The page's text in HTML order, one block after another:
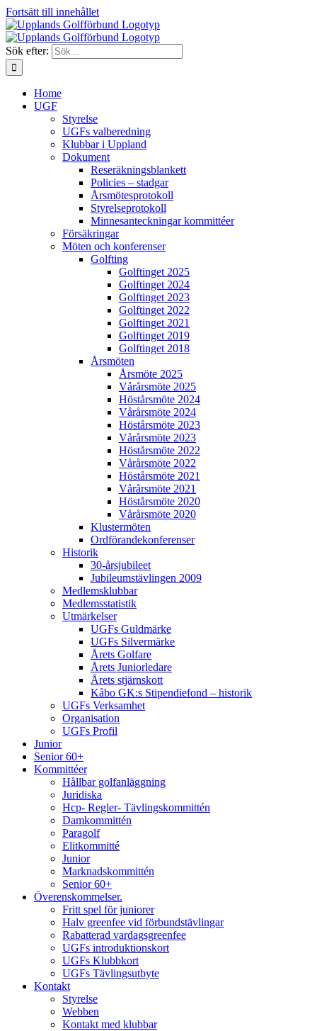
Fortsätt till innehållet
Sök efter:
Home
UGF
Styrelse
UGFs valberedning
Klubbar i Uppland
Dokument
Reseräkningsblankett
Policies – stadgar
Årsmötesprotokoll
Styrelseprotokoll
Minnesanteckningar kommittéer
Försäkringar
Möten och konferenser
Golfting
Golftinget 2025
Golftinget 2024
Golftinget 2023
Golftinget 2022
Golftinget 2021
Golftinget 2019
Golftinget 2018
Årsmöten
Årsmöte 2025
Vårårsmöte 2025
Höstårsmöte 2024
Vårårsmöte 2024
Höstårsmöte 2023
Vårårsmöte 2023
Höstårsmöte 2022
Vårårsmöte 2022
Höstårsmöte 2021
Vårårsmöte 2021
Höstårsmöte 2020
Vårårsmöte 2020
Klustermöten
Ordförandekonferenser
Historik
30-årsjubileet
Jubileumstävlingen 2009
Medlemsklubbar
Medlemsstatistik
Utmärkelser
UGFs Guldmärke
UGFs Silvermärke
Årets Golfare
Årets Juniorledare
Årets stjärnskott
Kåbo GK:s Stipendiefond – historik
UGFs Verksamhet
Organisation
UGFs Profil
Junior
Senior 60+
Kommittéer
Hållbar golfanläggning
Juridiska
Hcp- Regler- Tävlingskommittén
Damkommittén
Paragolf
Elitkommitté
Junior
Marknadskommittén
Senior 60+
Överenskommelser.
Fritt spel för juniorer
Halv greenfee vid förbundstävlingar
Rabatterad vardagsgreenfee
UGFs introduktionskort
UGFs Klubbkort
UGFs Tävlingsutbyte
Kontakt
Styrelse
Webben
Kontakt med klubbar